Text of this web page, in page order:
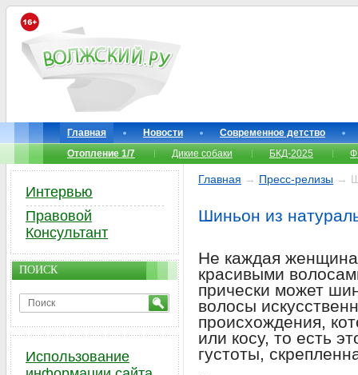
Главная Новости
Современное детство
Отопление 1/7
Дикие собаки БКД-2025
Главная → Пресс-релизы →
Шиньон из
Не каждая женщина
красивыми
прически может
волосы
происхождения,
или косу, то есть
густоты,
Интервью
Правовой
Консультант
ПОИСК
Использование